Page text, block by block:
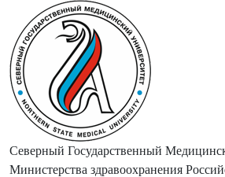
Северный Государственный
Министерства здравоохранения